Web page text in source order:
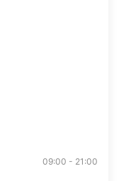
09:00 - 21:00